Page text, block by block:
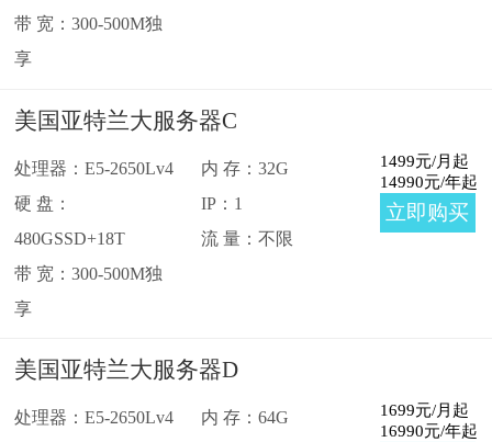
带 宽：300-500M独
享
美国亚特兰大服务器C
处理器：E5-2650Lv4
硬 盘：
480GSSD+18T
带 宽：300-500M独
享
内 存：32G
IP：1
流 量：不限
1499元/月起
14990元/年起
立即购买
美国亚特兰大服务器D
处理器：E5-2650Lv4
内 存：64G
1699元/月起
16990元/年起